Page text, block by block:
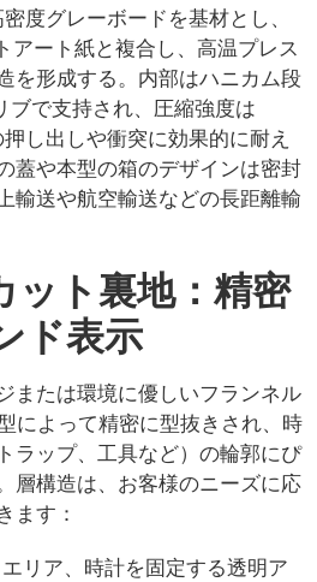
度グレーボードを基材とし、
アート紙と複合し、高温プレス
を形成する。内部はハニカム段
ブで支持され、圧縮強度は
し出しや衝突に効果的に耐え
蓋や本型の箱のデザインは密封
輸送や航空輸送などの長距離輸
ット裏地：精密
ド表示
または環境に優しいフランネル
によって精密に型抜きされ、時
ラップ、工具など）の輪郭にぴ
層構造は、お客様のニーズに応
ます：
リア、時計を固定する透明ア